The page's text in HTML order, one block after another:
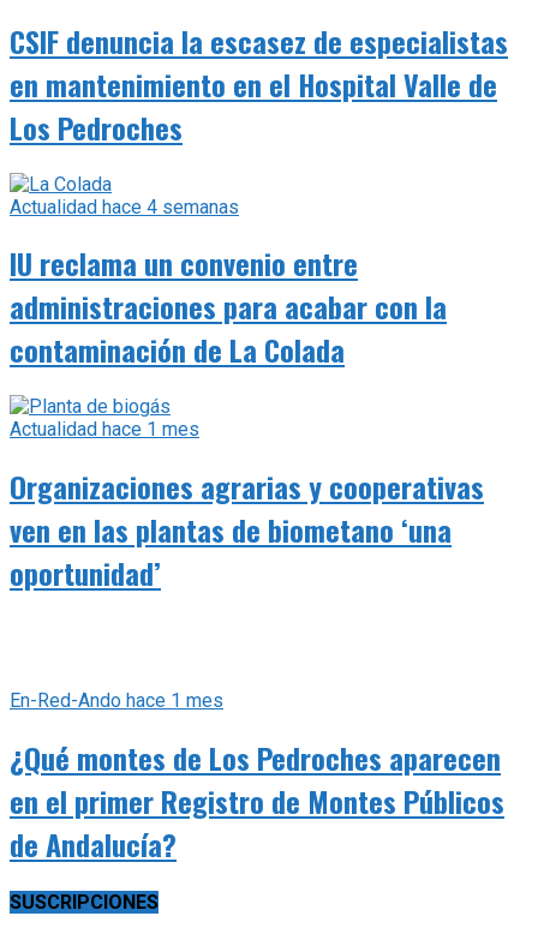
IU reclama un convenio entre
administraciones para acabar con la
contaminación de La Colada
Actualidadhace 1 mes
Organizaciones agrarias y cooperativas
ven en las plantas de biometano ‘una
oportunidad’
En-Red-Andohace 1 mes
¿Qué montes de Los Pedroches aparecen
en el primer Registro de Montes Públicos
de Andalucía?
Correo electrónico*
Listas
Actualidad
Librería 17pueblos.es
términos. (enlace)